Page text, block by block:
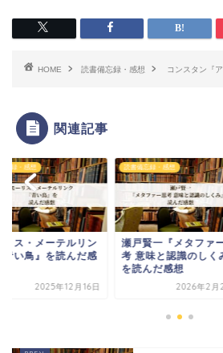
HOME 読書備忘録・感想 コンスタン『
関連記事
忘録・感想
リス・メーテルリン
青い鳥』を読んだ感
2025年12月16日
読書備忘録・感想
瀬戸賢一『メタファ
考 意味と認識のしく
を読んだ感想
2026年2月